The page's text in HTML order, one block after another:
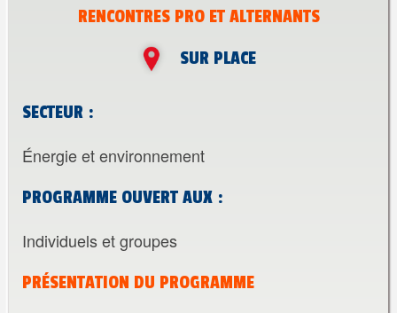
RENCONTRES PRO ET ALTERNANTS
SUR PLACE
SECTEUR :
Énergie et environnement
PROGRAMME OUVERT AUX :
Individuels et groupes
PRÉSENTATION DU PROGRAMME